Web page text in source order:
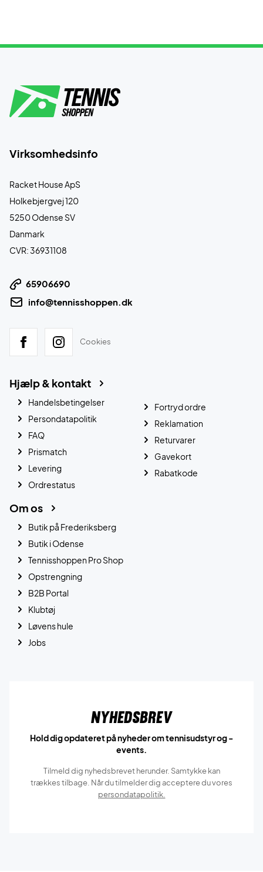
Virksomhedsinfo
Racket House ApS
Holkebjergvej 120
5250 Odense SV
Danmark
CVR: 36931108
65906690
info@tennisshoppen.dk
Cookies
Hjælp & kontakt
Handelsbetingelser
Persondatapolitik
FAQ
Prismatch
Levering
Ordrestatus
Fortryd ordre
Reklamation
Returvarer
Gavekort
Rabatkode
Om os
Butik på Frederiksberg
Butik i Odense
Tennisshoppen Pro Shop
Opstrengning
B2B Portal
Klubtøj
Løvens hule
Jobs
Nyhedsbrev
Hold dig opdateret på nyheder om tennisudstyr og -
events.
Tilmeld dig nyhedsbrevet herunder. Samtykke kan
trækkes tilbage. Når du tilmelder dig acceptere du vores
persondatapolitik.